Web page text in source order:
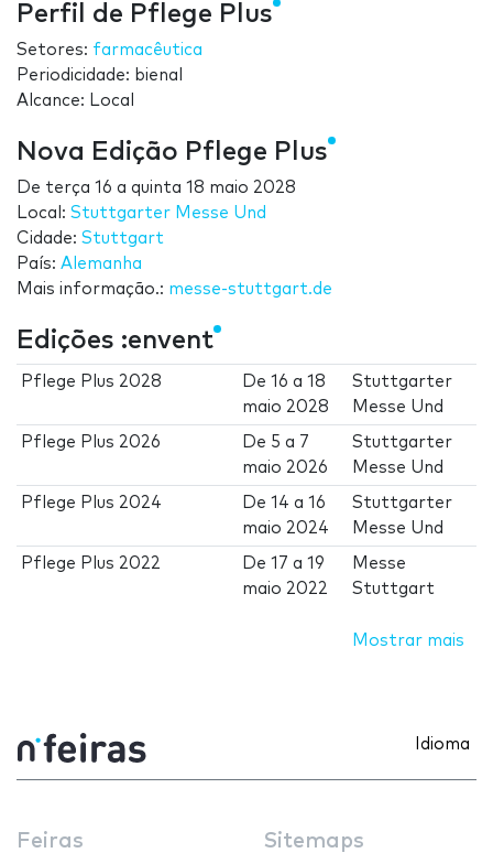
Perfil de Pflege Plus
Setores: farmacêutica
Periodicidade: bienal
Alcance: Local
Nova Edição Pflege Plus
De terça 16 a quinta 18 maio 2028
Local: Stuttgarter Messe Und
Cidade: Stuttgart
País: Alemanha
Mais informação.: messe-stuttgart.de
Edições :envent
Pflege Plus 2028 De16 a18
maio 2028
Stuttgarter
Messe Und
Pflege Plus 2026 De 5 a 7
maio 2026
Stuttgarter
Messe Und
Pflege Plus 2024 De14 a16
maio 2024
Stuttgarter
Messe Und
Pflege Plus 2022 De17 a19
maio 2022
Messe
Stuttgart
Mostrar mais
Idioma
Feiras Sitemaps